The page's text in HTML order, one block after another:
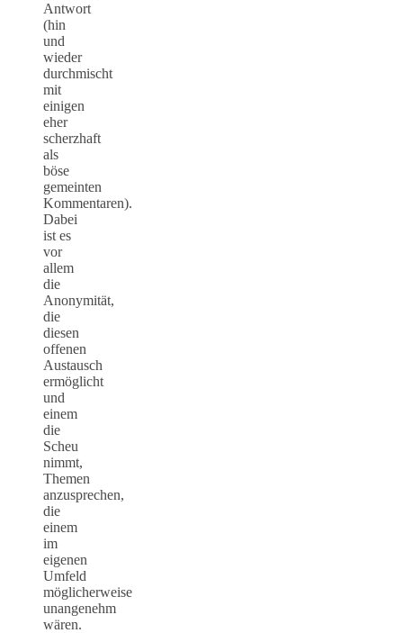
Antwort
(hin
und
wieder
durchmischt
mit
einigen
eher
scherzhaft
als
böse
gemeinten
Kommentaren).
Dabei
ist es
vor
allem
die
Anonymität,
die
diesen
offenen
Austausch
ermöglicht
und
einem
die
Scheu
nimmt,
Themen
anzusprechen,
die
einem
im
eigenen
Umfeld
möglicherweise
unangenehm
wären.